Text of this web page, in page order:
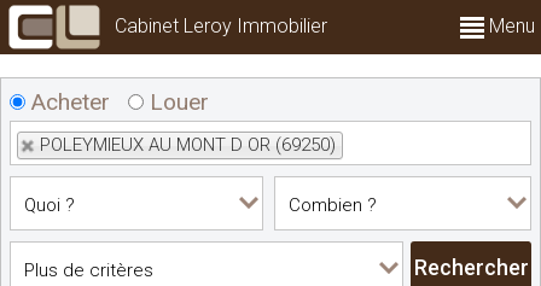
Cabinet Leroy Immobilier Menu
Acheter Louer
POLEYMIEUX AU MONT D OR (69250)